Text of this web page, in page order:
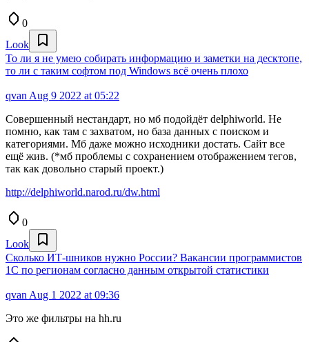
0
Look
То ли я не умею собирать информацию и заметки на десктопе,
то ли с таким софтом под Windows всё очень плохо
qvan Aug 9 2022 at 05:22
Совершенный нестандарт, но мб подойдёт delphiworld. Не
помню, как там с захватом, но база данных с поиском и
категориями. Мб даже можно исходники достать. Сайт все
ещё жив. (*мб проблемы с сохранением отображением тегов,
так как довольно старый проект.)
http://delphiworld.narod.ru/dw.html
0
Look
Сколько ИТ-шников нужно России? Вакансии программистов
1C по регионам согласно данным открытой статистики
qvan Aug 1 2022 at 09:36
Это же фильтры на hh.ru